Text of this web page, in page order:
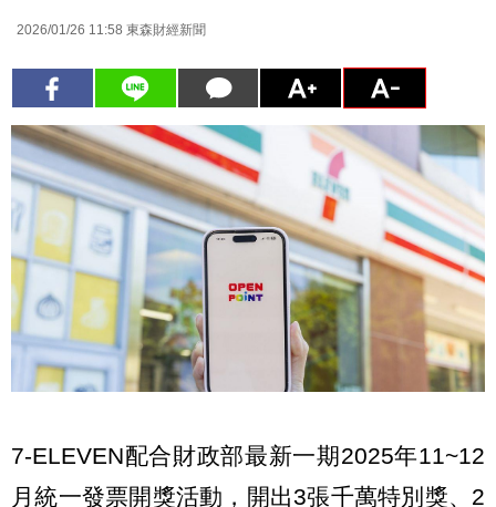
2026/01/26 11:58 東森財經新聞
7-ELEVEN配合財政部最新一期2025年11~12
月統一發票開獎活動，開出3張千萬特別獎、2